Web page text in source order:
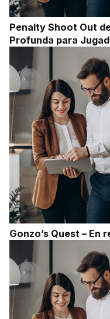
Penalty Shoot Out
Profunda para
Gonzo’s Quest –